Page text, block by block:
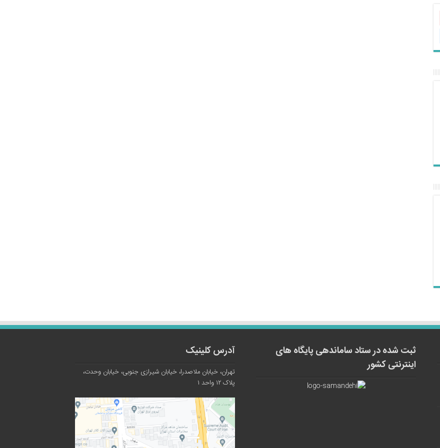
ثبت شده در ستاد ساماندهی پایگاه های
اینترنتی کشور
آدرس کلینیک
تهران، خیابان ملاصدرا، خیابان شیرازی جنوبی، خیابان وحدت،
پلاک ۱۲ واحد ۱